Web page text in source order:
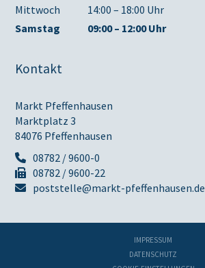
Mittwoch
14:00 – 18:00 Uhr
Samstag
09:00 – 12:00 Uhr
Kontakt
Markt Pfeffenhausen
Marktplatz 3
84076 Pfeffenhausen
08782 / 9600-0
08782 / 9600-22
poststelle@markt-pfeffenhausen.de
IMPRESSUM
DATENSCHUTZ